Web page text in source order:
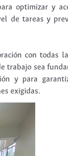
optimizar y
de tareas y
con todas
trabajo sea
y para
exigidas.